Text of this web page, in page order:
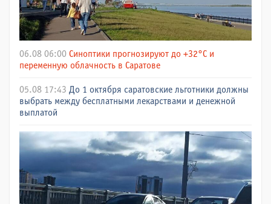
06.08 06:00 Синоптики прогнозируют до +32°C и
переменную облачность в Саратове
05.08 17:43 До 1 октября саратовские льготники должны
выбрать между бесплатными лекарствами и денежной
выплатой